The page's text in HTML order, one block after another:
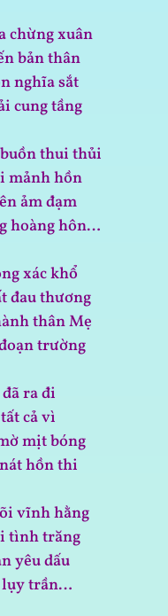
chừng xuân
bản thân
nghĩa sắt
cung tầng
thui thủi
mảnh hồn
ảm đạm
hoàng hôn…
xác khổ
đau thương
thân Mẹ
trường
ra đi
cả vì
mịt bóng
hồn thi
vĩnh hằng
tình trăng
yêu dấu
lụy trần…